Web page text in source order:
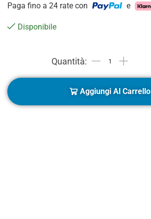
Paga fino a 24 rate con e
Disponibile
Aggiungi Al Carrello